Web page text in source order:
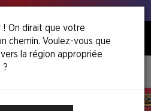
0
! On dirait que votre
chemin. Voulez-vous que
la région appropriée
?